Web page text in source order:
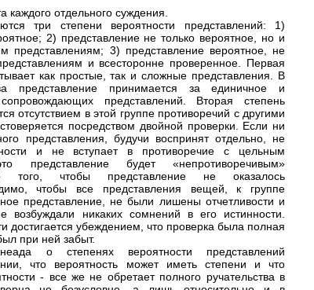
каждого отдельного суждения.
три степени вероятности представлений: 1)
2) представление не только вероятное, но и
представлениям; 3) представление вероятное, не
и всесторонне проверенное. Первая
как простые, так и сложные представления. В
представление принимается за единичное и
представлений. Вторая степень
отсутствием в этой группе противоречий с другими
посредством двойной проверки. Если ни
представления, будучи воспринят отдельно, не
и не вступает в противоречие с цельным
представление будет «непротиворечивым»
того, чтобы представление не оказалось
чтобы все представления вещей, к группе
представление, не были лишены отчетливости и
возбуждали никаких сомнений в его истинности.
достигается убеждением, что проверка была полная
при ней забыт.
о степенях вероятности представлений
что вероятность может иметь степени и что
- все же не обретает полного ручательства в